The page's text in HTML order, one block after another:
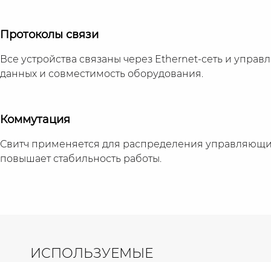
Протоколы связи
Все устройства связаны через Ethernet-сеть и
данных и совместимость оборудования.
Коммутация
Свитч применяется для распределения
повышает стабильность работы.
ИСПОЛЬЗУЕМЫЕ